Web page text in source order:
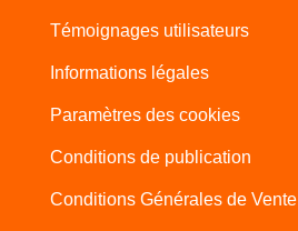
Témoignages utilisateurs
Informations légales
Paramètres des cookies
Conditions de publication
Conditions Générales de Vente